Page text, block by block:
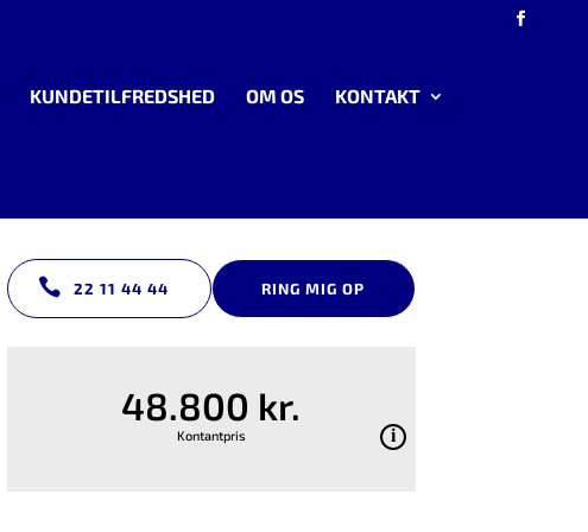
KUNDETILFREDSHED OM OS KONTAKT
22 11 44 44 RING MIG OP
48.800 kr.
Kontantpris